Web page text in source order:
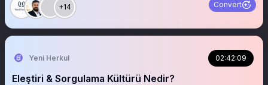
+14 Convert
Yeni Herkul 02:42:09
Eleştiri & Sorgulama Kültürü Nedir?